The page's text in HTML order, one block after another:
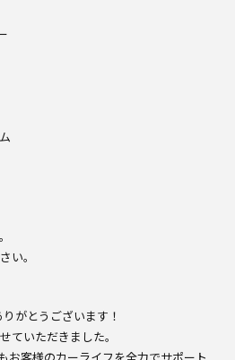
い。
がとうございます！
ていただきました。
お客様のカーライフを全力でサポート